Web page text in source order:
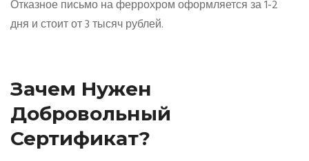
Отказное письмо на феррохром оформляется за 1-2
дня и стоит от 3 тысяч рублей.
Зачем Нужен
Добровольный
Сертификат?